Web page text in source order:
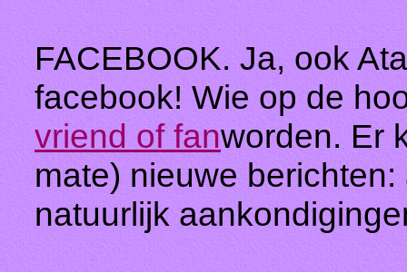
FACEBOOK. Ja, ook
facebook! Wie op de
vriend of fanworden. Er
mate) nieuwe
natuurlijk